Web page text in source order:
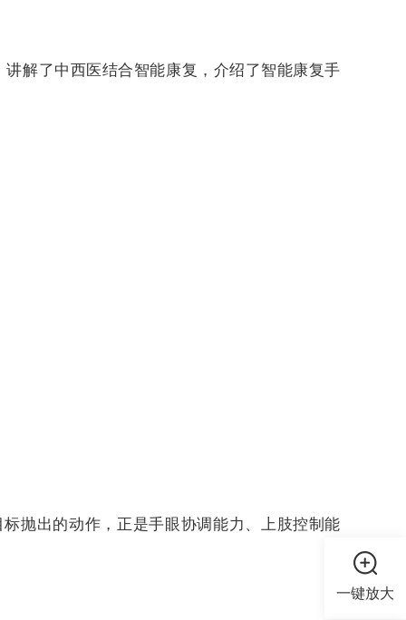
解了中西医结合智能康复，介绍了智能康复手
抛出的动作，正是手眼协调能力、上肢控制能
一键放大